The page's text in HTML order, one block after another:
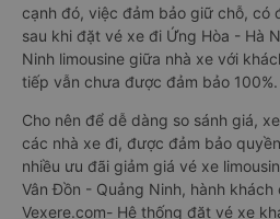
cạnh đó, việc đảm bảo giữ chỗ, có
sau khi đặt vé xe đi Ứng Hòa - Hà
Ninh limousine giữa nhà xe với
tiếp vẫn chưa được đảm bảo 100%.
Cho nên để dễ dàng so sánh giá,
các nhà xe đi, được đảm bảo
nhiều ưu đãi giảm giá vé xe
Vân Đồn - Quảng Ninh, hành
Vexere.com- Hệ thống đặt vé xe